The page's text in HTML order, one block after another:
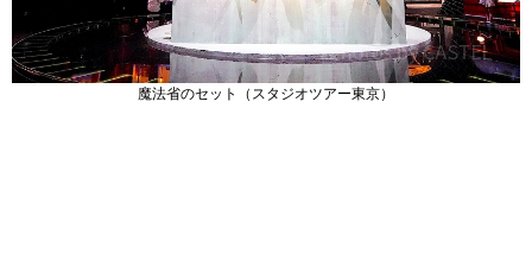
魔法省のセット（スタジオツアー東京）